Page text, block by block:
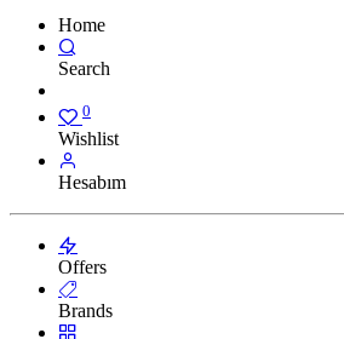
Home
Search
0
Wishlist
Hesabım
Offers
Brands